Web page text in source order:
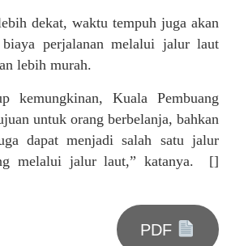
dekat, waktu tempuh juga akan
perjalanan melalui jalur laut
lebih murah.
kemungkinan, Kuala Pembuang
untuk orang berbelanja, bahkan
dapat menjadi salah satu jalur
melalui jalur laut,” katanya. []
PDF